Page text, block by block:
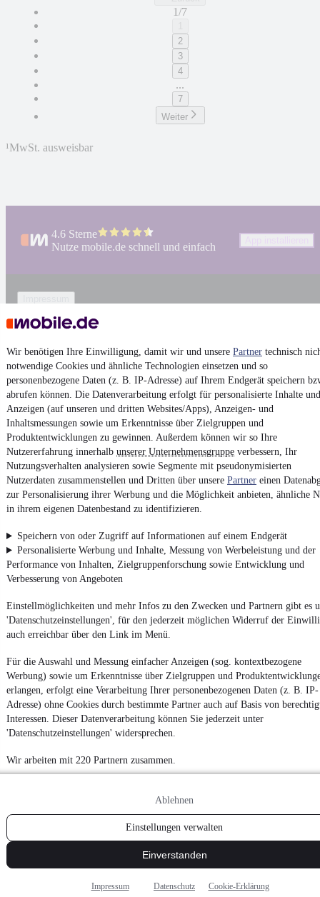
Wir benötigen Ihre Einwilligung, damit wir und unsere Partner technisch
notwendige Cookies und ähnliche Technologien einsetzen und so
personenbezogene Daten (z. B. IP-Adresse) auf Ihrem Endgerät speichern
abrufen können. Die Datenverarbeitung erfolgt für personalisierte Inhalte und
Anzeigen (auf unseren und dritten Websites/Apps), Anzeigen- und
Inhaltsmessungen sowie um Erkenntnisse über Zielgruppen und
Produktentwicklungen zu gewinnen. Außerdem können wir so Ihre
Nutzererfahrung innerhalb unserer Unternehmensgruppe verbessern, Ihr
Nutzungsverhalten analysieren sowie Segmente mit pseudonymisierten
Nutzerdaten zusammenstellen und Dritten über unsere Partner einen
zur Personalisierung ihrer Werbung und die Möglichkeit anbieten, ähnliche
in ihrem eigenen Datenbestand zu identifizieren.
Speichern von oder Zugriff auf Informationen auf einem Endgerät
Personalisierte Werbung und Inhalte, Messung von Werbeleistung und der
Performance von Inhalten, Zielgruppenforschung sowie Entwicklung und
Verbesserung von Angeboten
Einstellmöglichkeiten und mehr Infos zu den Zwecken und Partnern gibt es
'Datenschutzeinstellungen', für den jederzeit möglichen Widerruf der
auch erreichbar über den Link im Menü.
Für die Auswahl und Messung einfacher Anzeigen (sog. kontextbezogene
Werbung) sowie um Erkenntnisse über Zielgruppen und
erlangen, erfolgt eine Verarbeitung Ihrer personenbezogenen Daten (z. B. IP-
Adresse) ohne Cookies durch bestimmte Partner auch auf Basis von
Interessen. Dieser Datenverarbeitung können Sie jederzeit unter
'Datenschutzeinstellungen' widersprechen.
Wir arbeiten mit 220 Partnern zusammen.
Ablehnen
Einstellungen verwalten
Einverstanden
Impressum Datenschutz Cookie-Erklärung
1/7
2
3
4
...
7
Weiter
¹MwSt. ausweisbar
4.6 Sterne
Nutze mobile.de schnell und einfach
AGB
Datenschutz
Datenschutzeinstellungen
Erklärung zur Barrierefreiheit
Report Security Vulnerability (English)
Powered by
Entdecke Kleinwagen,SUVundWohnmobile